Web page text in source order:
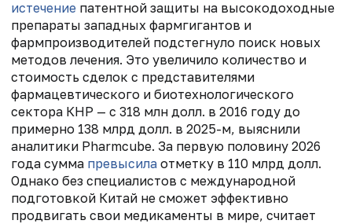
истечение патентной защиты на высокодоходные
препараты западных фармгигантов и
фармпроизводителей подстегнуло поиск новых
методов лечения. Это увеличило количество и
стоимость сделок с представителями
фармацевтического и биотехнологического
сектора КНР — с 318 млн долл. в 2016 году до
примерно 138 млрд долл. в 2025-м, выяснили
аналитики Pharmcube. За первую половину 2026
года сумма превысила отметку в 110 млрд долл.
Однако без специалистов с международной
подготовкой Китай не сможет эффективно
продвигать свои медикаменты в мире, считает